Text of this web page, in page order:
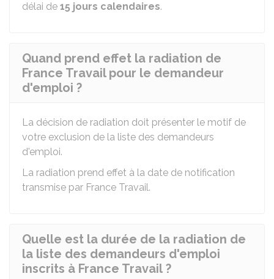
délai de 15 jours calendaires.
Quand prend effet la radiation de
France Travail pour le demandeur
d'emploi ?
La décision de radiation doit présenter le motif de
votre exclusion de la liste des demandeurs
d'emploi.
La radiation prend effet à la date de notification
transmise par France Travail.
Quelle est la durée de la radiation de
la liste des demandeurs d'emploi
inscrits à France Travail ?